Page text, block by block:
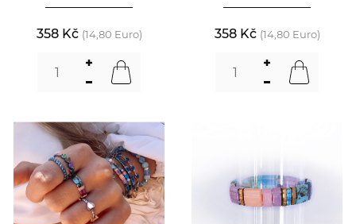
358 Kč (14,80 Euro) 358 Kč (14,80 Euro)